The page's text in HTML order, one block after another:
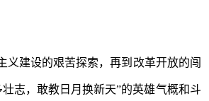
义建设的艰苦探索，再到改革开放的闯
志，敢教日月换新天”的英雄气概和斗